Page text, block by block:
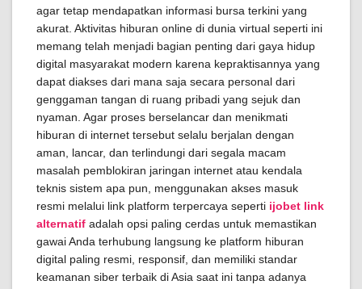
agar tetap mendapatkan informasi bursa terkini yang
akurat. Aktivitas hiburan online di dunia virtual seperti ini
memang telah menjadi bagian penting dari gaya hidup
digital masyarakat modern karena kepraktisannya yang
dapat diakses dari mana saja secara personal dari
genggaman tangan di ruang pribadi yang sejuk dan
nyaman. Agar proses berselancar dan menikmati
hiburan di internet tersebut selalu berjalan dengan
aman, lancar, dan terlindungi dari segala macam
masalah pemblokiran jaringan internet atau kendala
teknis sistem apa pun, menggunakan akses masuk
resmi melalui link platform terpercaya seperti ijobet link
alternatif adalah opsi paling cerdas untuk memastikan
gawai Anda terhubung langsung ke platform hiburan
digital paling resmi, responsif, dan memiliki standar
keamanan siber terbaik di Asia saat ini tanpa adanya